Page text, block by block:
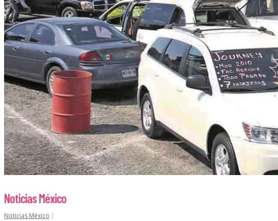
Noticias México
Noticias México